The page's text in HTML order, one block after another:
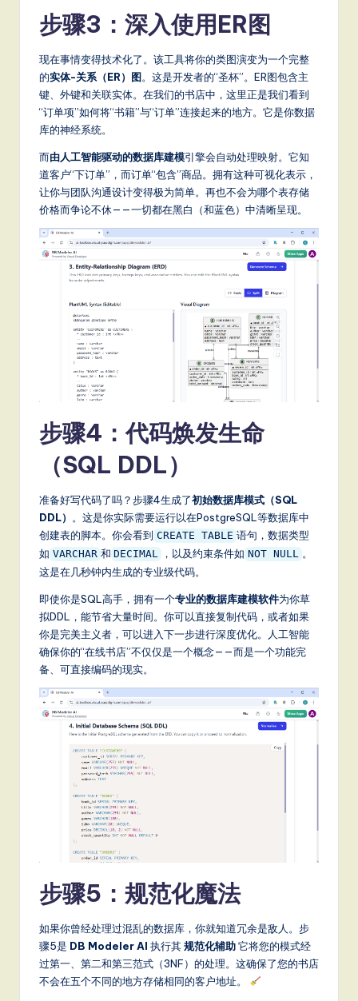
步骤3：深入使用ER图
现在事情变得技术化了。该工具将你的类图演变为一个完整
的实体-关系（ER）图。这是开发者的“圣杯”。ER图包含主
键、外键和关联实体。在我们的书店中，这里正是我们看到
“订单项”如何将“书籍”与“订单”连接起来的地方。它是你数据
库的神经系统。
而由人工智能驱动的数据库建模引擎会自动处理映射。它知
道客户“下订单”，而订单“包含”商品。拥有这种可视化表示，
让你与团队沟通设计变得极为简单。再也不会为哪个表存储
价格而争论不休——一切都在黑白（和蓝色）中清晰呈现。
步骤4：代码焕发生命
（SQL DDL）
准备好写代码了吗？步骤4生成了初始数据库模式（SQL
DDL） 。这是你实际需要运行以在PostgreSQL等数据库中
创建表的脚本。你会看到 CREATE TABLE 语句，数据类型
如 VARCHAR 和 DECIMAL ，以及约束条件如 NOT NULL 。
这是在几秒钟内生成的专业级代码。
即使你是SQL高手，拥有一个专业的数据库建模软件为你草
拟DDL，能节省大量时间。你可以直接复制代码，或者如果
你是完美主义者，可以进入下一步进行深度优化。人工智能
确保你的“在线书店”不仅仅是一个概念——而是一个功能完
备、可直接编码的现实。
步骤5：规范化魔法
如果你曾经处理过混乱的数据库，你就知道冗余是敌人。步
骤5是 DB Modeler AI 执行其规范化辅助它将您的模式经
过第一、第二和第三范式（3NF）的处理。这确保了您的书店
不会在五个不同的地方存储相同的客户地址。